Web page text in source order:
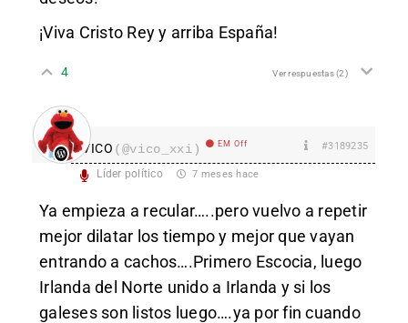
¡Viva Cristo Rey y arriba España!
4 Ver respuestas(2)
VICO (@vico_xxi) EM Off #3189235
Líder político 7 meses hace
Ya empieza a recular…..pero vuelvo a repetir
mejor dilatar los tiempo y mejor que vayan
entrando a cachos….Primero Escocia, luego
Irlanda del Norte unido a Irlanda y si los
galeses son listos luego….ya por fin cuando